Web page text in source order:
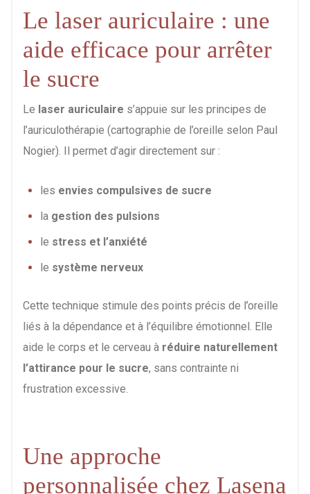
Le laser auriculaire : une
aide efficace pour arrêter
le sucre
Le laser auriculaire s’appuie sur les principes de
l’auriculothérapie (cartographie de l’oreille selon Paul
Nogier). Il permet d’agir directement sur :
les envies compulsives de sucre
la gestion des pulsions
le stress et l’anxiété
le système nerveux
Cette technique stimule des points précis de l’oreille
liés à la dépendance et à l’équilibre émotionnel. Elle
aide le corps et le cerveau à réduire naturellement
l’attirance pour le sucre, sans contrainte ni
frustration excessive.
Une approche
personnalisée chez Lasena